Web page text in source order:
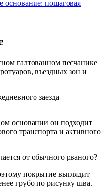
основание: пошаговая
галтованном песчанике
въездных зон и
заезда
основании он подходит
транспорта и активного
от обычного рваного?
покрытие выглядит
грубо по рисунку шва.